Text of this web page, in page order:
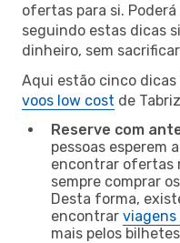
ofertas para si.
seguindo estas dicas
dinheiro, sem
Aqui estão cinco
voos low cost de
Reserve com
pessoas esperem
encontrar ofertas
sempre comprar
Desta forma,
encontrar viagens
mais pelos